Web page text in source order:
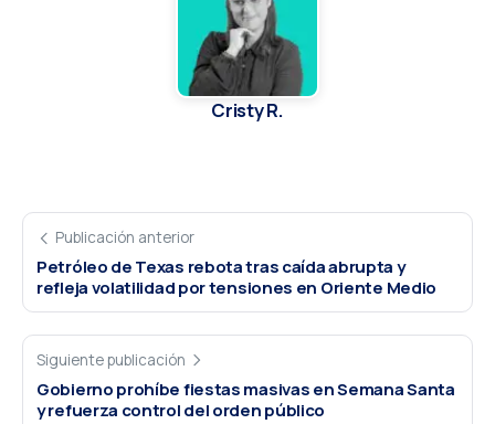
Cristy R.
Publicación anterior
Petróleo de Texas rebota tras caída abrupta y
refleja volatilidad por tensiones en Oriente Medio
Siguiente publicación
Gobierno prohíbe fiestas masivas en Semana Santa
y refuerza control del orden público